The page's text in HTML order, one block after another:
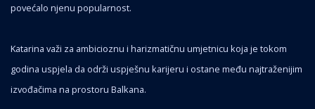
povećalo njenu popularnost.
Katarina važi za ambicioznu i harizmatičnu umjetnicu koja je tokom
godina uspjela da održi uspješnu karijeru i ostane među najtraženijim
izvođačima na prostoru Balkana.